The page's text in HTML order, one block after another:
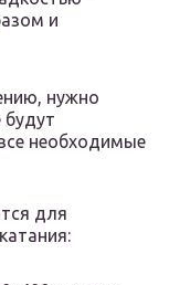
и
нужно
будут
необходимые
для